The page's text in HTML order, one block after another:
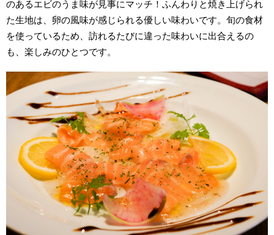
のあるエビのうま味が見事にマッチ！ふんわりと焼き上げられ
た生地は、卵の風味が感じられる優しい味わいです。旬の食材
を使っているため、訪れるたびに違った味わいに出合えるの
も、楽しみのひとつです。